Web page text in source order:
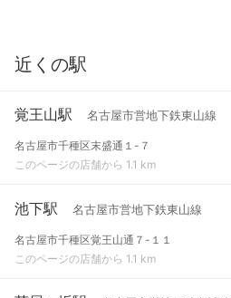
近くの駅
覚王山駅 名古屋市営地下鉄東山線
名古屋市千種区末盛通１-７
このページの店舗から 1.1 km
池下駅 名古屋市営地下鉄東山線
名古屋市千種区覚王山通７-１１
このページの店舗から 1.1 km